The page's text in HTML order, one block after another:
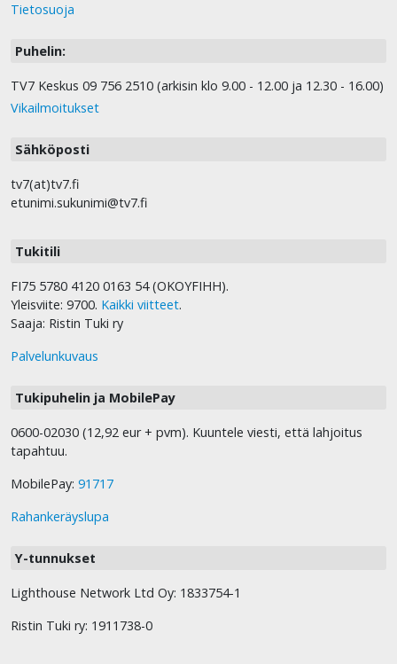
Tietosuoja
Puhelin:
TV7 Keskus 09 756 2510 (arkisin klo 9.00 - 12.00 ja 12.30 - 16.00)
Vikailmoitukset
Sähköposti
tv7(at)tv7.fi
etunimi.sukunimi@tv7.fi
Tukitili
FI75 5780 4120 0163 54 (OKOYFIHH).
Yleisviite: 9700. Kaikki viitteet.
Saaja: Ristin Tuki ry
Palvelunkuvaus
Tukipuhelin ja MobilePay
0600-02030 (12,92 eur + pvm). Kuuntele viesti, että lahjoitus
tapahtuu.
MobilePay: 91717
Rahankeräyslupa
Y-tunnukset
Lighthouse Network Ltd Oy: 1833754-1
Ristin Tuki ry: 1911738-0